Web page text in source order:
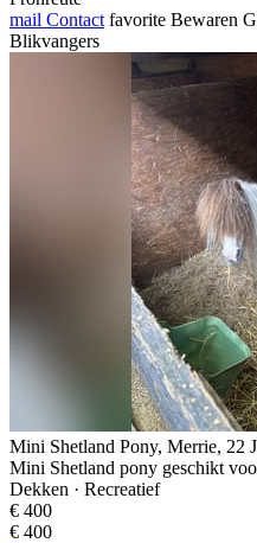
mail Contact favorite Bewaren
Blikvangers
Mini Shetland Pony, Merrie, 22
Mini Shetland pony geschikt
Dekken · Recreatief
€ 400
€ 400